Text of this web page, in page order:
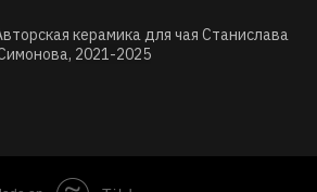
керамика для чая Станислава
2021-2025